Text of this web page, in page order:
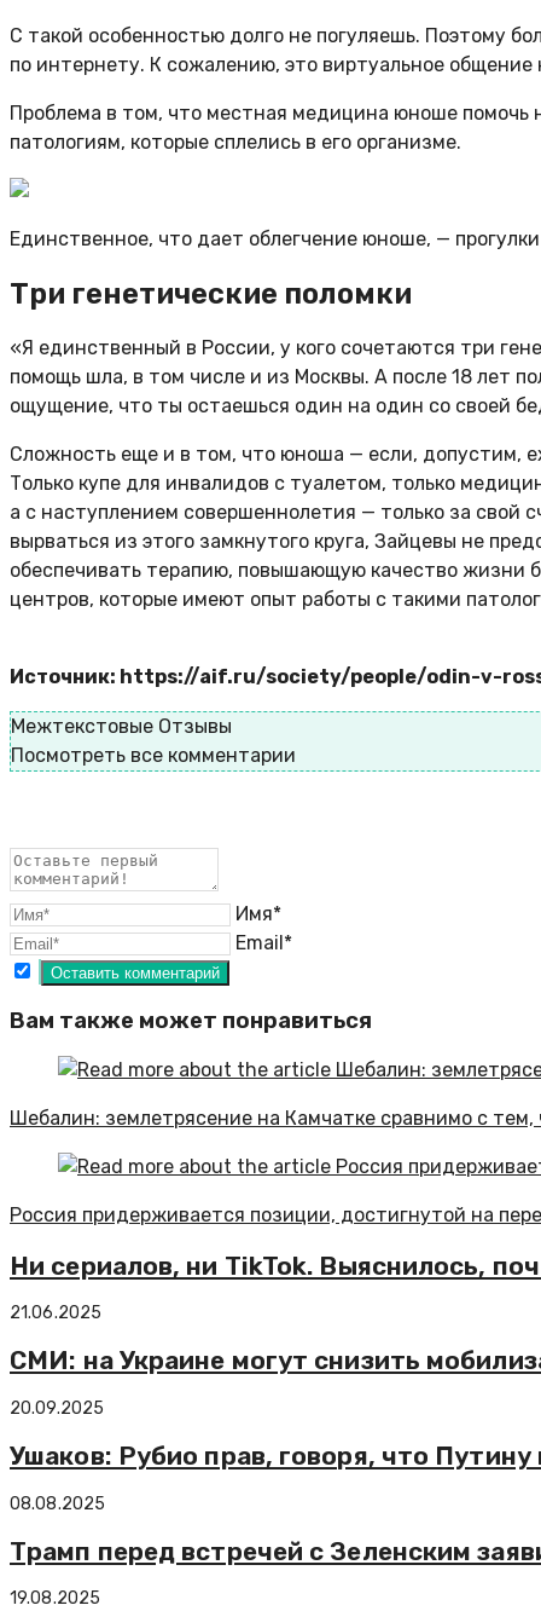
С такой особенностью долго не погуляешь. Поэтому
по интернету. К сожалению, это виртуальное
Проблема в том, что местная медицина юноше помочь
патологиям, которые сплелись в его организме.
Единственное, что дает облегчение юноше, —
Три генетические поломки
«Я единственный в России, у кого сочетаются три
помощь шла, в том числе и из Москвы. А после 18 лет
ощущение, что ты остаешься один на один со своей
Сложность еще и в том, что юноша — если, допустим,
Только купе для инвалидов с туалетом, только
а с наступлением совершеннолетия — только за
вырваться из этого замкнутого круга, Зайцевы не
обеспечивать терапию, повышающую качество жизни
центров, которые имеют опыт работы с такими
Источник: https://aif.ru/society/people/odin-v-
Межтекстовые Отзывы
Посмотреть все комментарии
Имя*
Email*
Вам также может понравиться
Шебалин: землетрясение на Камчатке сравнимо с
Россия придерживается позиции, достигнутой на
Ни сериалов, ни TikTok. Выяснилось,
21.06.2025
СМИ: на Украине могут снизить
20.09.2025
Ушаков: Рубио прав, говоря, что
08.08.2025
Трамп перед встречей с Зеленским
19.08.2025